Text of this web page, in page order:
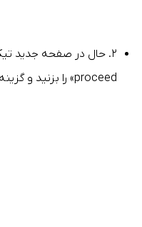
proceed» را بزنید و گزینه « Delete Channel» را نیز بفشارید.